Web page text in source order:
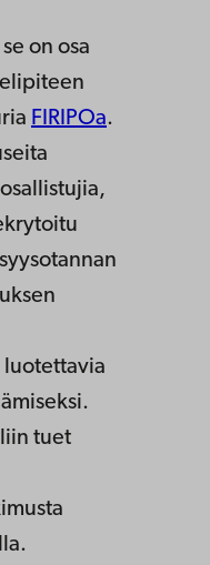
on osa
FIRIPOa.
tuet